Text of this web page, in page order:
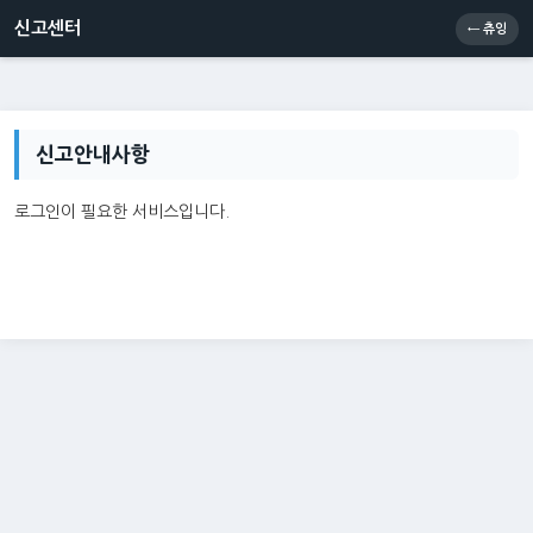
신고센터 메인
신고센터 ← 츄잉
신고안내사항
로그인이 필요한 서비스입니다.